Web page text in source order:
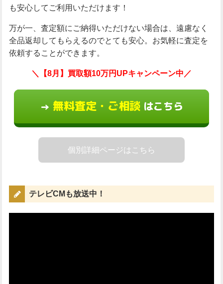
も安心してご利用いただけます！
万が一、査定額にご納得いただけない場合は、遠慮なく
全品返却してもらえるのでとても安心。お気軽に査定を
依頼することができます。
＼【8月】買取額10万円UPキャンペーン中／
→ 無料査定・ご相談はこちら
個別詳細ページはこちら
テレビCMも放送中！